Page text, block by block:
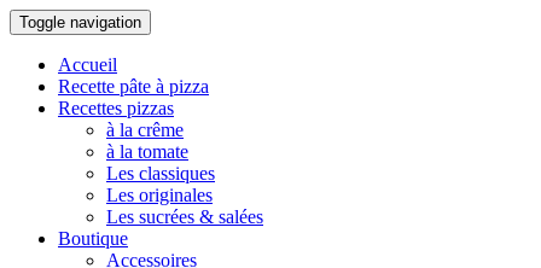
Toggle navigation
Accueil
Recette pâte à pizza
Recettes pizzas
à la crême
à la tomate
Les classiques
Les originales
Les sucrées & salées
Boutique
Accessoires